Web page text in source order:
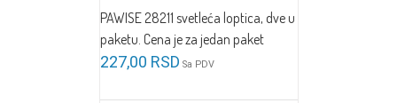
PAWISE 28211 svetleća loptica, dve u
paketu. Cena je za jedan paket
227,00 RSD Sa PDV